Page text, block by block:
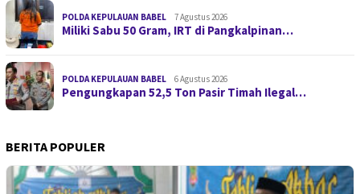
POLDA KEPULAUAN BABEL 7 Agustus 2026
Miliki Sabu 50 Gram, IRT di Pangkalpinan…
POLDA KEPULAUAN BABEL 6 Agustus 2026
Pengungkapan 52,5 Ton Pasir Timah Ilegal…
BERITA POPULER